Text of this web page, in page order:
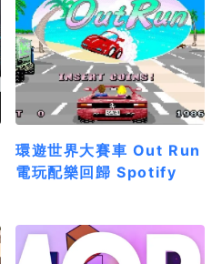
環遊世界大賽車 Out Run
電玩配樂回歸 Spotify